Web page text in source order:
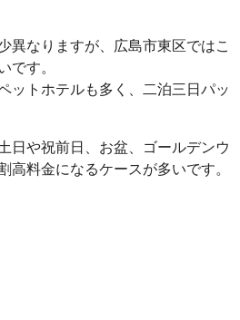
異なりますが、広島市東区ではこ
です。
ットホテルも多く、二泊三日パッ
日や祝前日、お盆、ゴールデンウ
高料金になるケースが多いです。